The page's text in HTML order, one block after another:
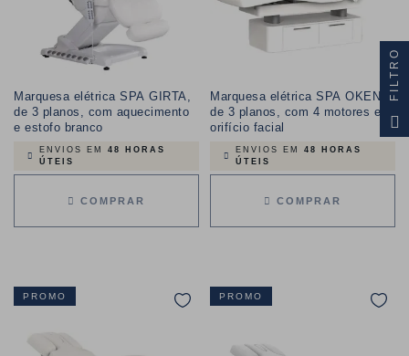
Marquesa elétrica SPA GIRTA,
de 3 planos, com aquecimento
e estofo branco
ENVIOS EM 48 HORAS
ÚTEIS
COMPRAR
Marquesa elétrica SPA OKEN,
de 3 planos, com 4 motores e
orifício facial
ENVIOS EM 48 HORAS
ÚTEIS
COMPRAR
PROMO PROMO
FILTRO